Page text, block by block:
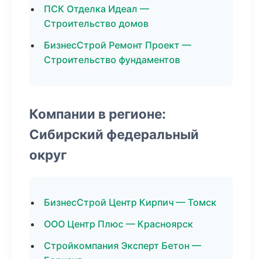
ПСК Отделка Идеал —
Строительство домов
БизнесСтрой Ремонт Проект —
Строительство фундаментов
Компании в регионе:
Сибирский федеральный
округ
БизнесСтрой Центр Кирпич — Томск
ООО Центр Плюс — Красноярск
Стройкомпания Эксперт Бетон —